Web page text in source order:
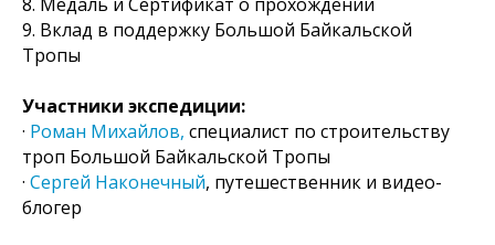
9. Вклад в поддержку Большой Байкальской
Тропы
Участники экспедиции:
· Роман Михайлов, специалист по строительству
троп Большой Байкальской Тропы
· Сергей Наконечный, путешественник и видео-
блогер